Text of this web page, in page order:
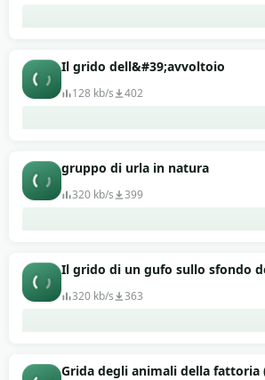
Il grido dell&#39;avvoltoio
128 kb/s 402
gruppo di urla in natura
320 kb/s 399
Il grido di un gufo sullo sfondo
320 kb/s 363
Grida degli animali della fattoria